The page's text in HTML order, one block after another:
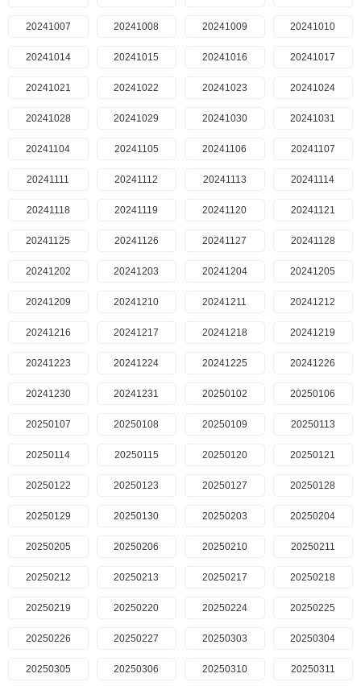
20241007 20241008 20241009 20241010
20241014 20241015 20241016 20241017
20241021 20241022 20241023 20241024
20241028 20241029 20241030 20241031
20241104 20241105 20241106 20241107
20241111 20241112 20241113 20241114
20241118 20241119 20241120 20241121
20241125 20241126 20241127 20241128
20241202 20241203 20241204 20241205
20241209 20241210 20241211 20241212
20241216 20241217 20241218 20241219
20241223 20241224 20241225 20241226
20241230 20241231 20250102 20250106
20250107 20250108 20250109 20250113
20250114 20250115 20250120 20250121
20250122 20250123 20250127 20250128
20250129 20250130 20250203 20250204
20250205 20250206 20250210 20250211
20250212 20250213 20250217 20250218
20250219 20250220 20250224 20250225
20250226 20250227 20250303 20250304
20250305 20250306 20250310 20250311